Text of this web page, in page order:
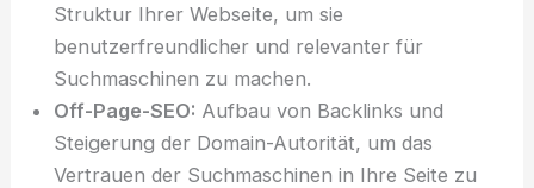
Struktur Ihrer Webseite, um sie
benutzerfreundlicher und relevanter für
Suchmaschinen zu machen.
Off-Page-SEO: Aufbau von Backlinks und
Steigerung der Domain-Autorität, um das
Vertrauen der Suchmaschinen in Ihre Seite zu